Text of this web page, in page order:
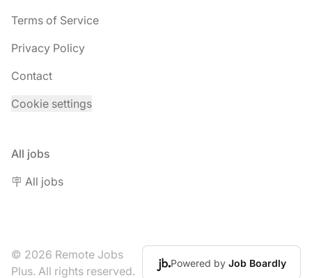
Terms of Service
Privacy Policy
Contact
Cookie settings
All jobs
🪧 All jobs
© 2026 Remote Jobs
Plus. All rights reserved.
Powered by Job Boardly